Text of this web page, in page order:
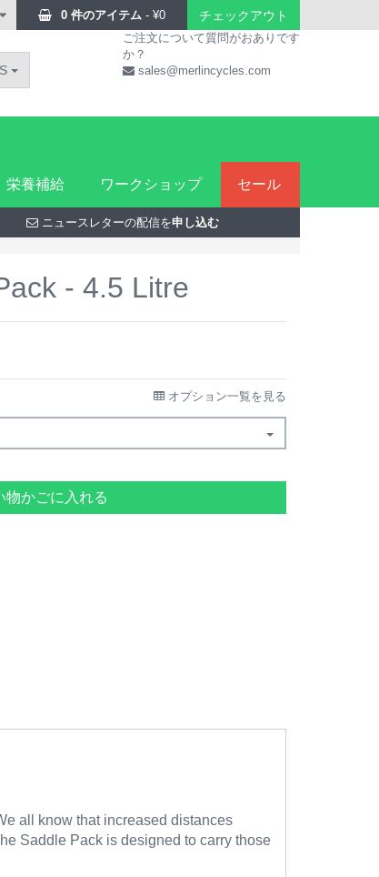
0 件のアイテム - ¥0 チェックアウト
ご注文について質問がおありです
か？
sales@merlincycles.com
栄養補給 ワークショップ セール
ニュースレターの配信を申し込む
- 4.5 Litre
オプション一覧を見る
かごに入れる
all know that increased distances
Saddle Pack is designed to carry those